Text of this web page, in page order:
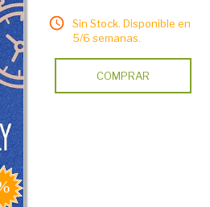
Sin Stock. Disponible en
5/6 semanas.
COMPRAR